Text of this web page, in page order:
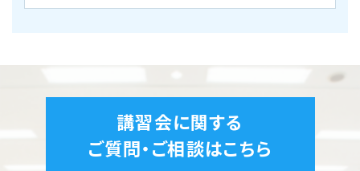
講習会に関する
ご質問・ご相談はこちら